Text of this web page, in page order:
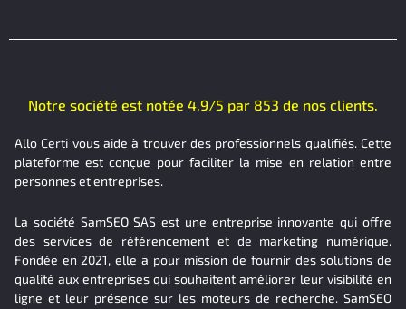
Notre société est notée 4.9/5 par 853 de nos clients.
Allo Certi vous aide à trouver des professionnels qualifiés. Cette
plateforme est conçue pour faciliter la mise en relation entre
personnes et entreprises.
La société SamSEO SAS est une entreprise innovante qui offre
des services de référencement et de marketing numérique.
Fondée en 2021, elle a pour mission de fournir des solutions de
qualité aux entreprises qui souhaitent améliorer leur visibilité en
ligne et leur présence sur les moteurs de recherche. SamSEO